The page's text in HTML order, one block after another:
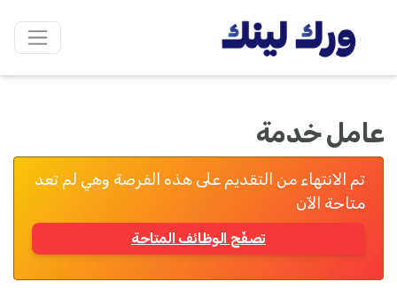
عامل خدمة
تم الانتهاء من التقديم على هذه الفرصة وهي لم تعد
متاحة الآن
تصفّح الوظائف المتاحة